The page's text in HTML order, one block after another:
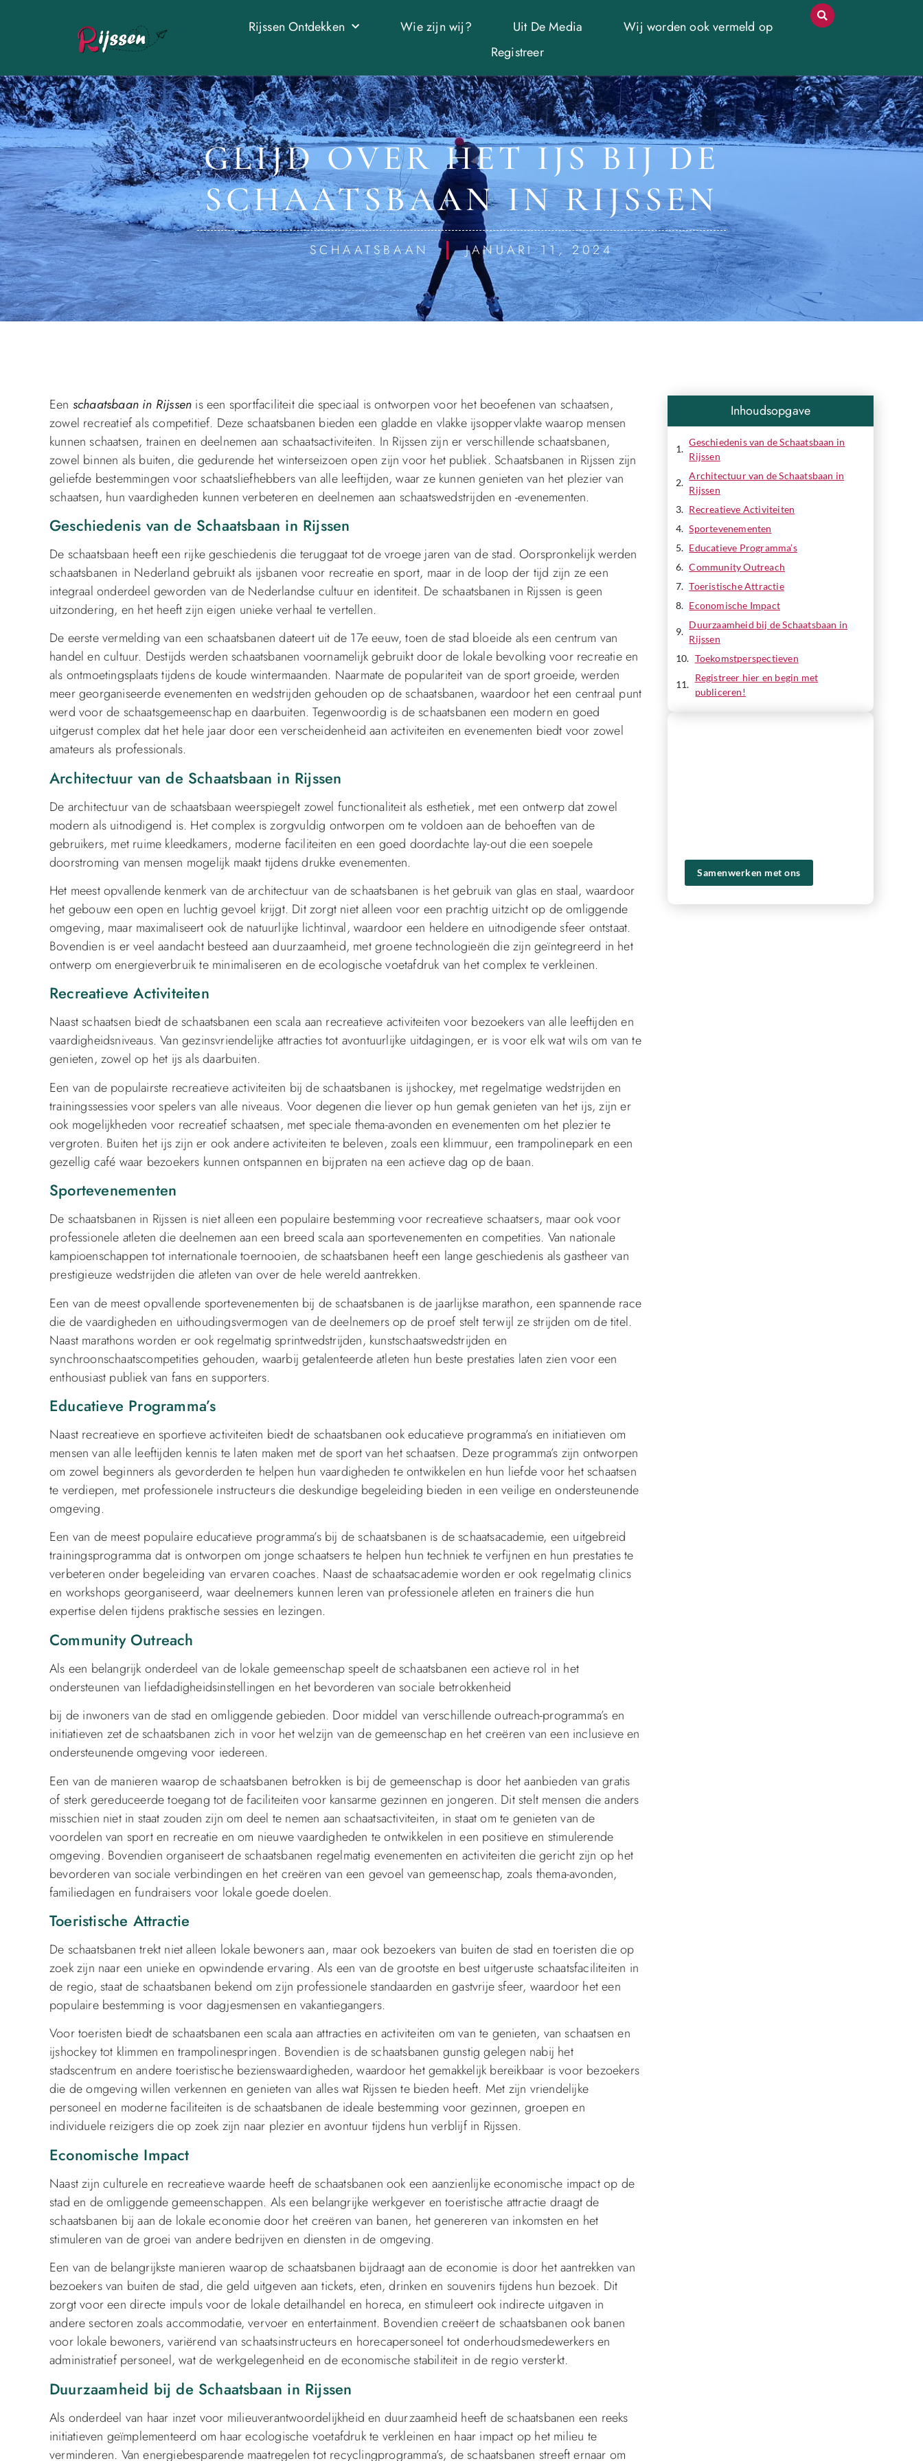
Rijssen Ontdekken Wie zijn wij? Uit De Media
Wij worden ook vermeld op
Registreer
GLIJD OVER HET IJS BIJ DE
SCHAATSBAAN IN RIJSSEN
SCHAATSBAAN JANUARI 11, 2024
Een schaatsbaan in Rijssen is een sportfaciliteit die speciaal is ontworpen voor het beoefenen van schaatsen,
zowel recreatief als competitief. Deze schaatsbanen bieden een gladde en vlakke ijsoppervlakte waarop mensen
kunnen schaatsen, trainen en deelnemen aan schaatsactiviteiten. In Rijssen zijn er verschillende schaatsbanen,
zowel binnen als buiten, die gedurende het winterseizoen open zijn voor het publiek. Schaatsbanen in Rijssen zijn
geliefde bestemmingen voor schaatsliefhebbers van alle leeftijden, waar ze kunnen genieten van het plezier van
schaatsen, hun vaardigheden kunnen verbeteren en deelnemen aan schaatswedstrijden en -evenementen.
Geschiedenis van de Schaatsbaan in Rijssen
De schaatsbaan heeft een rijke geschiedenis die teruggaat tot de vroege jaren van de stad. Oorspronkelijk werden
schaatsbanen in Nederland gebruikt als ijsbanen voor recreatie en sport, maar in de loop der tijd zijn ze een
integraal onderdeel geworden van de Nederlandse cultuur en identiteit. De schaatsbanen in Rijssen is geen
uitzondering, en het heeft zijn eigen unieke verhaal te vertellen.
De eerste vermelding van een schaatsbanen dateert uit de 17e eeuw, toen de stad bloeide als een centrum van
handel en cultuur. Destijds werden schaatsbanen voornamelijk gebruikt door de lokale bevolking voor recreatie en
als ontmoetingsplaats tijdens de koude wintermaanden. Naarmate de populariteit van de sport groeide, werden
meer georganiseerde evenementen en wedstrijden gehouden op de schaatsbanen, waardoor het een centraal punt
werd voor de schaatsgemeenschap en daarbuiten. Tegenwoordig is de schaatsbanen een modern en goed
uitgerust complex dat het hele jaar door een verscheidenheid aan activiteiten en evenementen biedt voor zowel
amateurs als professionals.
Architectuur van de Schaatsbaan in Rijssen
De architectuur van de schaatsbaan weerspiegelt zowel functionaliteit als esthetiek, met een ontwerp dat zowel
modern als uitnodigend is. Het complex is zorgvuldig ontworpen om te voldoen aan de behoeften van de
gebruikers, met ruime kleedkamers, moderne faciliteiten en een goed doordachte lay-out die een soepele
doorstroming van mensen mogelijk maakt tijdens drukke evenementen.
Het meest opvallende kenmerk van de architectuur van de schaatsbanen is het gebruik van glas en staal, waardoor
het gebouw een open en luchtig gevoel krijgt. Dit zorgt niet alleen voor een prachtig uitzicht op de omliggende
omgeving, maar maximaliseert ook de natuurlijke lichtinval, waardoor een heldere en uitnodigende sfeer ontstaat.
Bovendien is er veel aandacht besteed aan duurzaamheid, met groene technologieën die zijn geïntegreerd in het
ontwerp om energieverbruik te minimaliseren en de ecologische voetafdruk van het complex te verkleinen.
Recreatieve Activiteiten
Naast schaatsen biedt de schaatsbanen een scala aan recreatieve activiteiten voor bezoekers van alle leeftijden en
vaardigheidsniveaus. Van gezinsvriendelijke attracties tot avontuurlijke uitdagingen, er is voor elk wat wils om van te
genieten, zowel op het ijs als daarbuiten.
Een van de populairste recreatieve activiteiten bij de schaatsbanen is ijshockey, met regelmatige wedstrijden en
trainingssessies voor spelers van alle niveaus. Voor degenen die liever op hun gemak genieten van het ijs, zijn er
ook mogelijkheden voor recreatief schaatsen, met speciale thema-avonden en evenementen om het plezier te
vergroten. Buiten het ijs zijn er ook andere activiteiten te beleven, zoals een klimmuur, een trampolinepark en een
gezellig café waar bezoekers kunnen ontspannen en bijpraten na een actieve dag op de baan.
Sportevenementen
De schaatsbanen in Rijssen is niet alleen een populaire bestemming voor recreatieve schaatsers, maar ook voor
professionele atleten die deelnemen aan een breed scala aan sportevenementen en competities. Van nationale
kampioenschappen tot internationale toernooien, de schaatsbanen heeft een lange geschiedenis als gastheer van
prestigieuze wedstrijden die atleten van over de hele wereld aantrekken.
Een van de meest opvallende sportevenementen bij de schaatsbanen is de jaarlijkse marathon, een spannende race
die de vaardigheden en uithoudingsvermogen van de deelnemers op de proef stelt terwijl ze strijden om de titel.
Naast marathons worden er ook regelmatig sprintwedstrijden, kunstschaatswedstrijden en
synchroonschaatscompetities gehouden, waarbij getalenteerde atleten hun beste prestaties laten zien voor een
enthousiast publiek van fans en supporters.
Educatieve Programma’s
Naast recreatieve en sportieve activiteiten biedt de schaatsbanen ook educatieve programma’s en initiatieven om
mensen van alle leeftijden kennis te laten maken met de sport van het schaatsen. Deze programma’s zijn ontworpen
om zowel beginners als gevorderden te helpen hun vaardigheden te ontwikkelen en hun liefde voor het schaatsen
te verdiepen, met professionele instructeurs die deskundige begeleiding bieden in een veilige en ondersteunende
omgeving.
Een van de meest populaire educatieve programma’s bij de schaatsbanen is de schaatsacademie, een uitgebreid
trainingsprogramma dat is ontworpen om jonge schaatsers te helpen hun techniek te verfijnen en hun prestaties te
verbeteren onder begeleiding van ervaren coaches. Naast de schaatsacademie worden er ook regelmatig clinics
en workshops georganiseerd, waar deelnemers kunnen leren van professionele atleten en trainers die hun
expertise delen tijdens praktische sessies en lezingen.
Community Outreach
Als een belangrijk onderdeel van de lokale gemeenschap speelt de schaatsbanen een actieve rol in het
ondersteunen van liefdadigheidsinstellingen en het bevorderen van sociale betrokkenheid
bij de inwoners van de stad en omliggende gebieden. Door middel van verschillende outreach-programma’s en
initiatieven zet de schaatsbanen zich in voor het welzijn van de gemeenschap en het creëren van een inclusieve en
ondersteunende omgeving voor iedereen.
Een van de manieren waarop de schaatsbanen betrokken is bij de gemeenschap is door het aanbieden van gratis
of sterk gereduceerde toegang tot de faciliteiten voor kansarme gezinnen en jongeren. Dit stelt mensen die anders
misschien niet in staat zouden zijn om deel te nemen aan schaatsactiviteiten, in staat om te genieten van de
voordelen van sport en recreatie en om nieuwe vaardigheden te ontwikkelen in een positieve en stimulerende
omgeving. Bovendien organiseert de schaatsbanen regelmatig evenementen en activiteiten die gericht zijn op het
bevorderen van sociale verbindingen en het creëren van een gevoel van gemeenschap, zoals thema-avonden,
familiedagen en fundraisers voor lokale goede doelen.
Toeristische Attractie
De schaatsbanen trekt niet alleen lokale bewoners aan, maar ook bezoekers van buiten de stad en toeristen die op
zoek zijn naar een unieke en opwindende ervaring. Als een van de grootste en best uitgeruste schaatsfaciliteiten in
de regio, staat de schaatsbanen bekend om zijn professionele standaarden en gastvrije sfeer, waardoor het een
populaire bestemming is voor dagjesmensen en vakantiegangers.
Voor toeristen biedt de schaatsbanen een scala aan attracties en activiteiten om van te genieten, van schaatsen en
ijshockey tot klimmen en trampolinespringen. Bovendien is de schaatsbanen gunstig gelegen nabij het
stadscentrum en andere toeristische bezienswaardigheden, waardoor het gemakkelijk bereikbaar is voor bezoekers
die de omgeving willen verkennen en genieten van alles wat Rijssen te bieden heeft. Met zijn vriendelijke
personeel en moderne faciliteiten is de schaatsbanen de ideale bestemming voor gezinnen, groepen en
individuele reizigers die op zoek zijn naar plezier en avontuur tijdens hun verblijf in Rijssen.
Economische Impact
Naast zijn culturele en recreatieve waarde heeft de schaatsbanen ook een aanzienlijke economische impact op de
stad en de omliggende gemeenschappen. Als een belangrijke werkgever en toeristische attractie draagt de
schaatsbanen bij aan de lokale economie door het creëren van banen, het genereren van inkomsten en het
stimuleren van de groei van andere bedrijven en diensten in de omgeving.
Een van de belangrijkste manieren waarop de schaatsbanen bijdraagt aan de economie is door het aantrekken van
bezoekers van buiten de stad, die geld uitgeven aan tickets, eten, drinken en souvenirs tijdens hun bezoek. Dit
zorgt voor een directe impuls voor de lokale detailhandel en horeca, en stimuleert ook indirecte uitgaven in
andere sectoren zoals accommodatie, vervoer en entertainment. Bovendien creëert de schaatsbanen ook banen
voor lokale bewoners, variërend van schaatsinstructeurs en horecapersoneel tot onderhoudsmedewerkers en
administratief personeel, wat de werkgelegenheid en de economische stabiliteit in de regio versterkt.
Duurzaamheid bij de Schaatsbaan in Rijssen
Als onderdeel van haar inzet voor milieuverantwoordelijkheid en duurzaamheid heeft de schaatsbanen een reeks
initiatieven geïmplementeerd om haar ecologische voetafdruk te verkleinen en haar impact op het milieu te
verminderen. Van energiebesparende maatregelen tot recyclingprogramma’s, de schaatsbanen streeft ernaar om
Inhoudsopgave
Geschiedenis van de Schaatsbaan in
Rijssen
Architectuur van de Schaatsbaan in
Rijssen
Recreatieve Activiteiten
Sportevenementen
Educatieve Programma’s
Community Outreach
Toeristische Attractie
Economische Impact
Duurzaamheid bij de Schaatsbaan in
Rijssen
Toekomstperspectieven
Registreer hier en begin met
publiceren!
Samenwerken met ons